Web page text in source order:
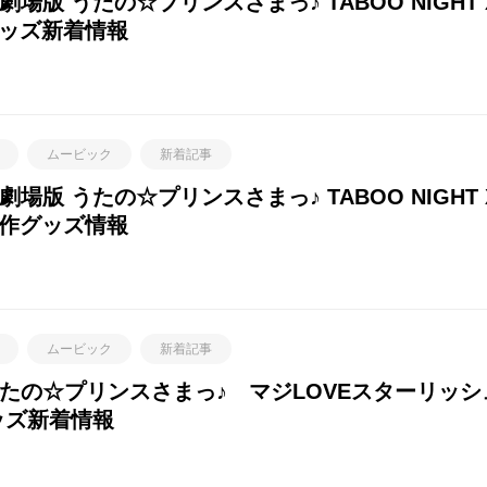
ズ新着情報
ムービック 新着記事
場版 うたの☆プリンスさまっ♪ TABOO
グッズ情報
ムービック 新着記事
の☆プリンスさまっ♪ マジLOVEスターリッ
新着情報